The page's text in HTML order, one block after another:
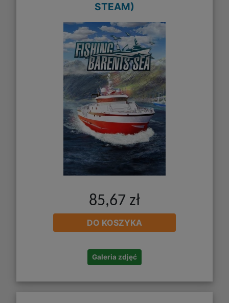
STEAM)
85,67 zł
DO KOSZYKA
Galeria zdjęć